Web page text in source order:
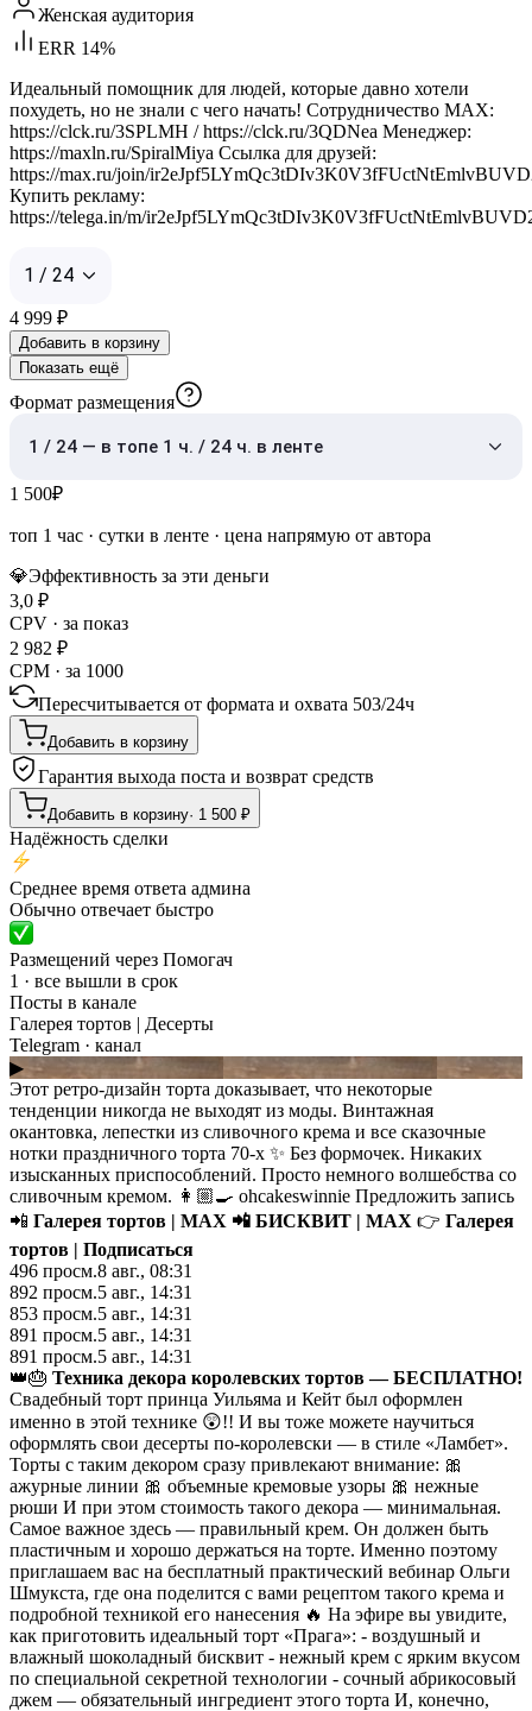
Женская аудитория
ERR 14%
Идеальный помощник для людей, которые давно хотели
похудеть, но не знали с чего начать! Сотрудничество MAX:
https://clck.ru/3SPLMH / https://clck.ru/3QDNea Менеджер:
https://maxln.ru/SpiralMiya Ссылка для друзей:
https://max.ru/join/
Купить рекламу:
https://telega.in/m/
1 / 24
4 999 ₽
Добавить в корзину
Показать ещё
Формат размещения
1 / 24 — в топе 1 ч. / 24 ч. в ленте
1 500₽
топ 1 час · сутки в ленте · цена напрямую от автора
💎Эффективность за эти деньги
3,0 ₽
CPV · за показ
2 982 ₽
CPM · за 1000
Пересчитывается от формата и охвата 503/24ч
Добавить в корзину
Гарантия выхода поста и возврат средств
Добавить в корзину· 1 500 ₽
Надёжность сделки
Среднее время ответа админа
Обычно отвечает быстро
Размещений через Помогач
1 · все вышли в срок
Посты в канале
Галерея тортов | Десерты
Telegram · канал
▶
Этот ретро-дизайн торта доказывает, что некоторые
тенденции никогда не выходят из моды. Винтажная
окантовка, лепестки из сливочного крема и все сказочные
нотки праздничного торта 70-х ✨ Без формочек. Никаких
изысканных приспособлений. Просто немного волшебства со
сливочным кремом. 👩🏼‍🍳 ohcakeswinnie Предложить запись
📲 Галерея тортов | MAX 📲 БИСКВИТ | MAX 👉 Галерея
тортов | Подписаться
496 просм.8 авг., 08:31
892 просм.5 авг., 14:31
853 просм.5 авг., 14:31
891 просм.5 авг., 14:31
891 просм.5 авг., 14:31
👑🎂 Техника декора королевских тортов — БЕСПЛАТНО!
Свадебный торт принца Уильяма и Кейт был оформлен
именно в этой технике 😲!! И вы тоже можете научиться
оформлять свои десерты по-королевски — в стиле «Ламбет».
Торты с таким декором сразу привлекают внимание: 🎀
ажурные линии 🎀 объемные кремовые узоры 🎀 нежные
рюши И при этом стоимость такого декора — минимальная.
Самое важное здесь — правильный крем. Он должен быть
пластичным и хорошо держаться на торте. Именно поэтому
приглашаем вас на бесплатный практический вебинар Ольги
Шмукста, где она поделится с вами рецептом такого крема и
подробной техникой его нанесения 🔥 На эфире вы увидите,
как приготовить идеальный торт «Прага»: - воздушный и
влажный шоколадный бисквит - нежный крем с ярким вкусом
по специальной секретной технологии - сочный абрикосовый
джем — обязательный ингредиент этого торта И, конечно,